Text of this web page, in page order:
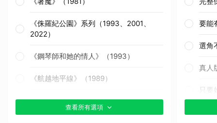
《侏羅紀公園》系列（1993、2001、
2022）
《鋼琴師和她的情人》（1993）
《航越地平線》（1989）
《獵殺紅色十月》（1990）
查看所有選項
要能
選角
真人
只要